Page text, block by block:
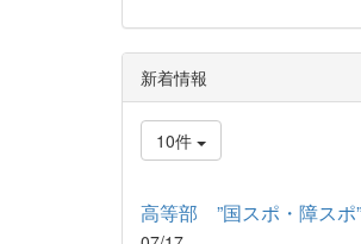
新着情報
10件